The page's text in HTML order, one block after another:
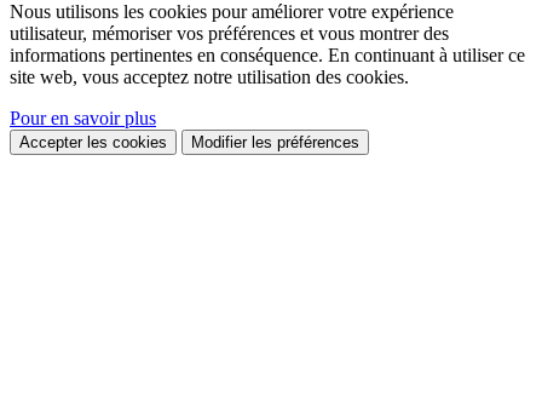
Nous utilisons les cookies pour améliorer votre expérience
utilisateur, mémoriser vos préférences et vous montrer des
informations pertinentes en conséquence. En continuant à utiliser ce
site web, vous acceptez notre utilisation des cookies.
Pour en savoir plus
Accepter les cookies Modifier les préférences